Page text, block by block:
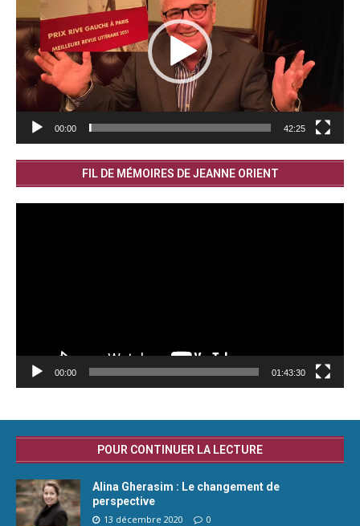
00:00 42:25
FIL DE MÉMOIRES DE JEANNE ORIENT
00:00 01:43:30
POUR CONTINUER LA LECTURE
Alina Gherasim : Le changement de
perspective
13 décembre 2020 0